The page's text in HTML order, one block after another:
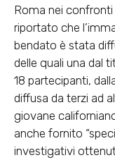
Roma nei confronti
riportato che
bendato è stata
delle quali una dal
18 partecipanti,
diffusa da terzi ad
giovane
anche fornito
investigativi